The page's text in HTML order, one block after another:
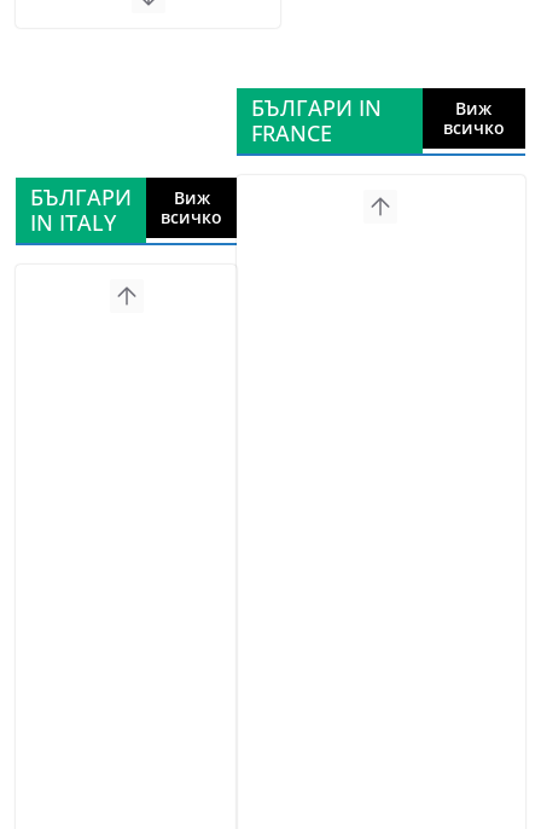
БЪЛГАРИ
IN ITALY
Виж
всичко
БЪЛГАРИ IN
FRANCE
Виж
всичко